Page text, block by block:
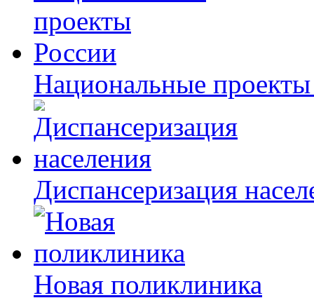
Национальные
Диспансеризация
Новая поликлиника